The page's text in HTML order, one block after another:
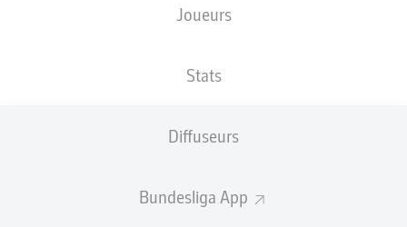
Joueurs
Stats
Diffuseurs
Bundesliga App